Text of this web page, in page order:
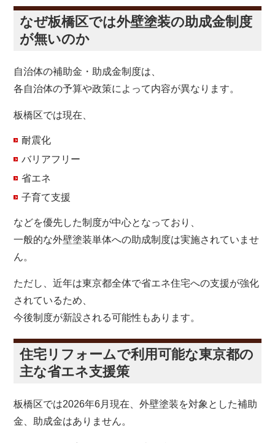
なぜ板橋区では外壁塗装の助成金制度
が無いのか
自治体の補助金・助成金制度は、
各自治体の予算や政策によって内容が異なります。
板橋区では現在、
耐震化
バリアフリー
省エネ
子育て支援
などを優先した制度が中心となっており、
一般的な外壁塗装単体への助成制度は実施されていませ
ん。
ただし、近年は東京都全体で省エネ住宅への支援が強化
されているため、
今後制度が新設される可能性もあります。
住宅リフォームで利用可能な東京都の
主な省エネ支援策
板橋区では2026年6月現在、外壁塗装を対象とした補助
金、助成金はありません。